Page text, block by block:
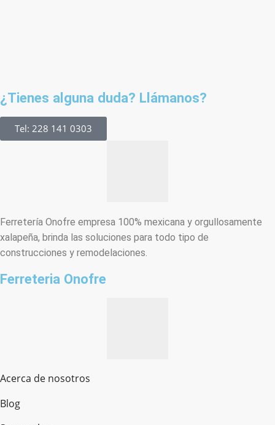
¿Tienes alguna duda? Llámanos?
Tel: 228 141 0303
Ferretería Onofre empresa 100% mexicana y orgullosamente
xalapeña, brinda las soluciones para todo tipo de
construcciones y remodelaciones.
Ferreteria Onofre
Acerca de nosotros
Blog